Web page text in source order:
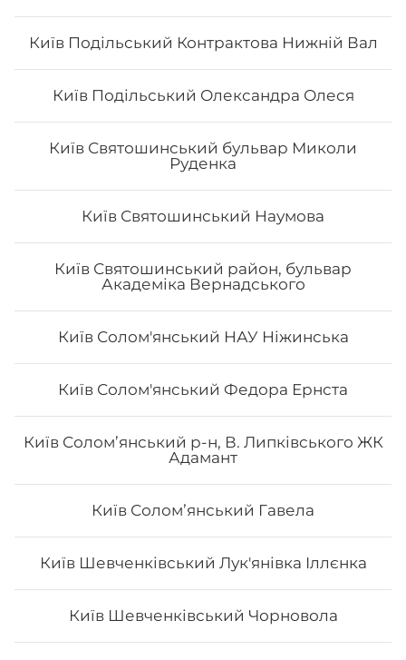
Київ Подільський Контрактова Нижній Вал
Київ Подільський Олександра Олеся
Київ Святошинський бульвар Миколи
Руденка
Київ Святошинський Наумова
Київ Святошинський район, бульвар
Академіка Вернадського
Київ Солом'янський НАУ Ніжинська
Київ Солом'янський Федора Ернста
Київ Солом’янський р-н, В. Липківського ЖК
Адамант
Київ Соломʼянський Гавела
Київ Шевченківський Лук'янівка Іллєнка
Київ Шевченківський Чорновола
та манго 1/2, філадельфія гриль з манго 1/2, чіз рол 1/2
454 ₴ Хочу
Сет «Лайт»
Рол Тобо, Чіз рол з лососем, Філадельфія з креветкою
778₴